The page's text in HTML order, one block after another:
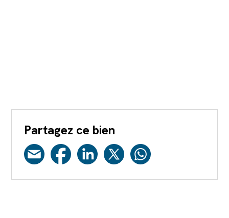
Partagez ce bien